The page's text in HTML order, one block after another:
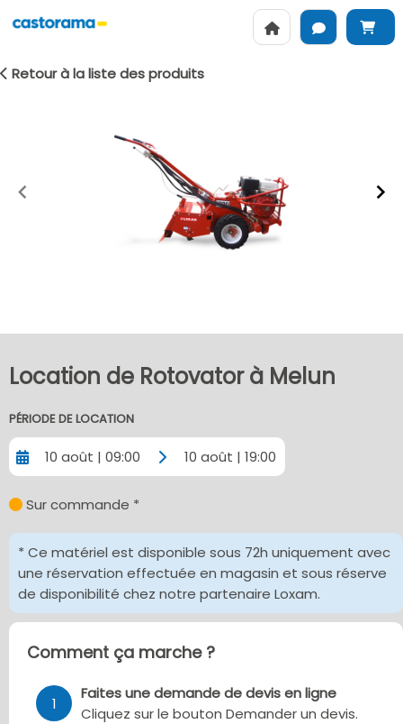
Retour à la liste des produits
Location de Rotovator à Melun
PÉRIODE DE LOCATION
10 août | 09:00 10 août | 19:00
Sur commande *
* Ce matériel est disponible sous 72h uniquement avec
une réservation effectuée en magasin et sous réserve
de disponibilité chez notre partenaire Loxam.
Comment ça marche ?
1
Faites une demande de devis en ligne
Cliquez sur le bouton Demander un devis.